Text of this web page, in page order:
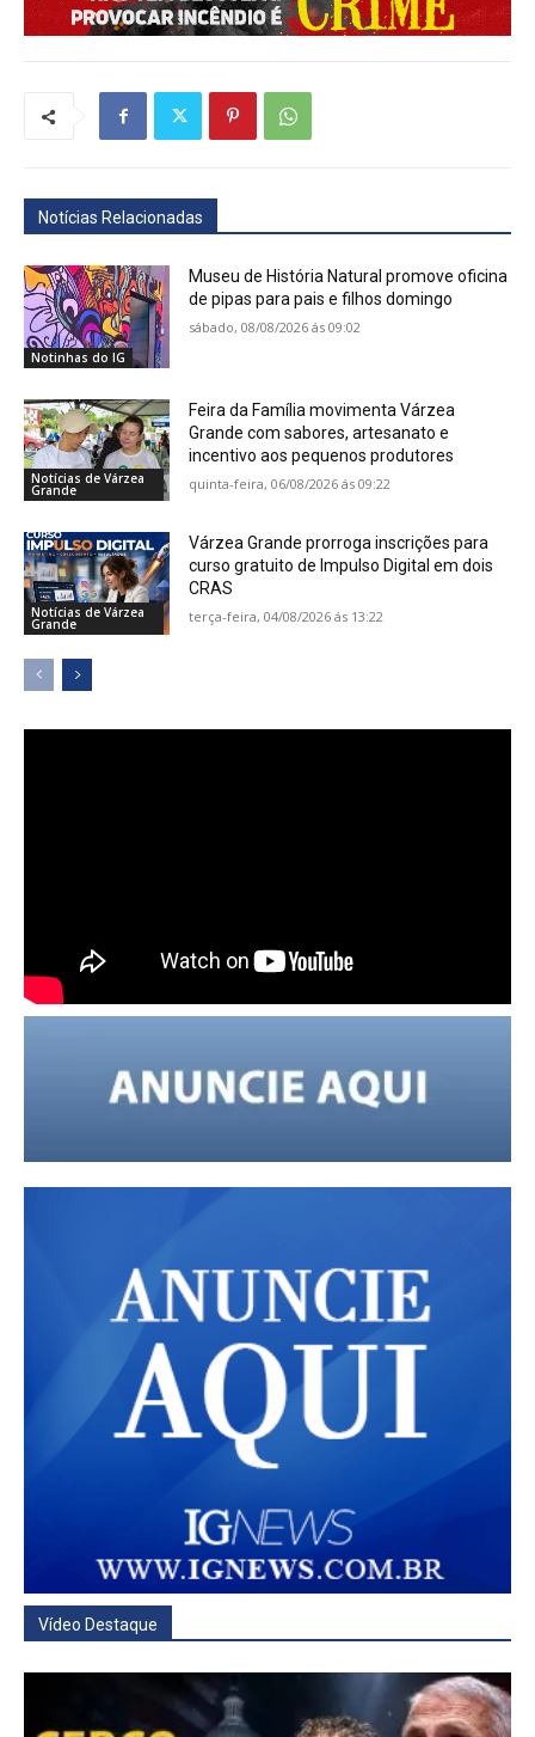
Notícias Relacionadas
Notinhas do IG
Museu de História Natural promove oficina
de pipas para pais e filhos domingo
sábado, 08/08/2026 ás 09:02
Notícias de Várzea
Grande
Feira da Família movimenta Várzea
Grande com sabores, artesanato e
incentivo aos pequenos produtores
quinta-feira, 06/08/2026 ás 09:22
Notícias de Várzea
Grande
Várzea Grande prorroga inscrições para
curso gratuito de Impulso Digital em dois
CRAS
terça-feira, 04/08/2026 ás 13:22
Vídeo Destaque